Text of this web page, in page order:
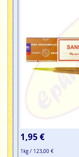
1,95 €
1kg / 123,00 €